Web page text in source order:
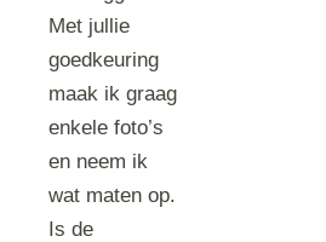
Met jullie
goedkeuring
maak ik graag
enkele foto’s
en neem ik
wat maten op.
Is de